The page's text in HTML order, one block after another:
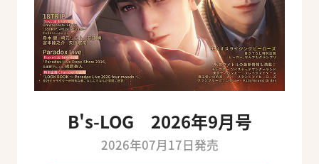
B's-LOG 2026年9月号
2026年07月17日発売